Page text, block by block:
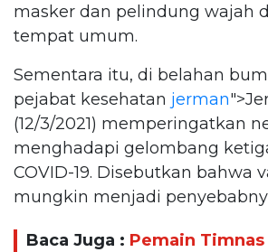
masker dan pelindung wajah
tempat umum.
Sementara itu, di belahan
pejabat kesehatan jerman
(12/3/2021) memperingatkan
menghadapi gelombang
COVID-19. Disebutkan bahwa
mungkin menjadi
Baca Juga : Pemain